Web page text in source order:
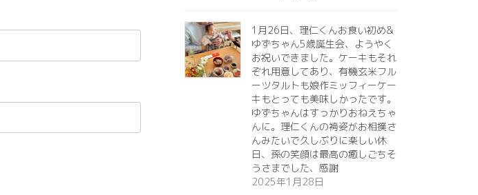
1月26日、理仁くんお食い初め&
ゆずちゃん5歳誕生会、ようやく
お祝いできました。ケーキもそれ
ぞれ用意してあり、有機玄米フル
ーツタルトも娘作ミッフィーケー
キもとっても美味しかったです。
ゆずちゃんはすっかりおねえちゃ
んに。理仁くんの袴姿がお相撲さ
んみたいで久しぶりに楽しい休
日、孫の笑顔は最高の癒しごちそ
うさまでした、感謝
2025年1月28日